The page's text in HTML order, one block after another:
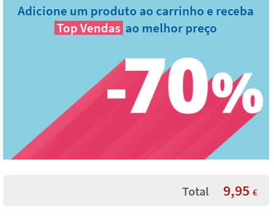
Adicione um produto ao carrinho e receba
Top Vendas ao melhor preço
Total 9,95 €